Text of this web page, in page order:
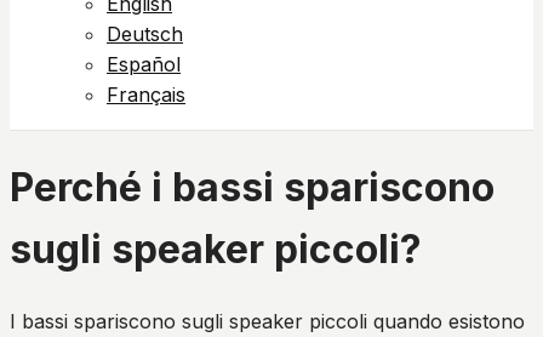
Deutsch
Español
Français
Perché i bassi spariscono
sugli speaker piccoli?
I bassi spariscono sugli speaker piccoli quando esistono